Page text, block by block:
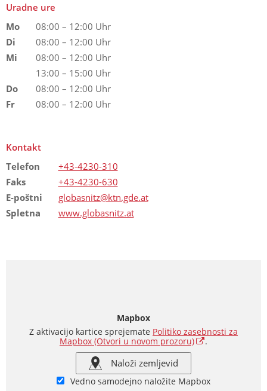
Uradne ure
Mo
08:00 – 12:00 Uhr
Di
08:00 – 12:00 Uhr
Mi
08:00 – 12:00 Uhr
13:00 – 15:00 Uhr
Do
08:00 – 12:00 Uhr
Fr
08:00 – 12:00 Uhr
Kontakt
Telefon
+43-4230-310
Faks
+43-4230-630
E-poštni
globasnitz@ktn.gde.at
Spletna
www.globasnitz.at
Mapbox
Z aktivacijo kartice sprejemate Politiko zasebnosti za
Mapbox(Otvori u novom prozoru) .
Naloži zemljevid
Vedno samodejno naložite Mapbox